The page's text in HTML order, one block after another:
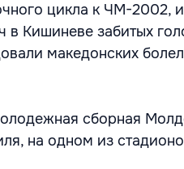
цикла к ЧМ-2002,
в Кишиневе забитых
македонских
сборная
на одном из